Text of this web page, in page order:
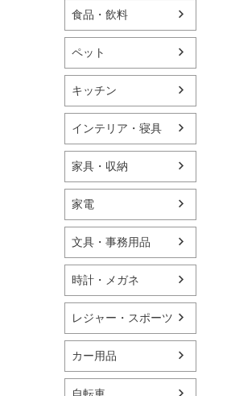
食品・飲料
ペット
キッチン
インテリア・寝具
家具・収納
家電
文具・事務用品
時計・メガネ
レジャー・スポーツ
カー用品